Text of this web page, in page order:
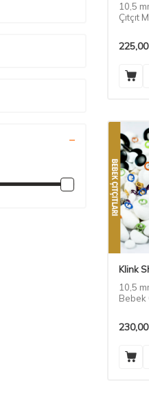
10,5
Çıtçıt
225,00
Klink
10,5
Bebek
230,00